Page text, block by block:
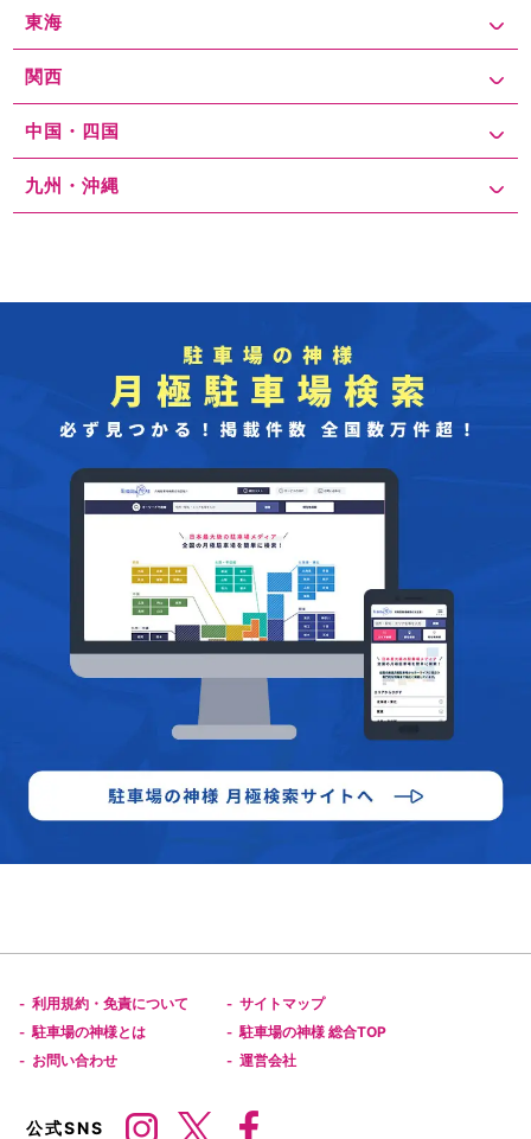
東海
関西
中国・四国
九州・沖縄
- 利用規約・免責について - サイトマップ
- 駐車場の神様とは - 駐車場の神様 総合TOP
- お問い合わせ - 運営会社
公式SNS